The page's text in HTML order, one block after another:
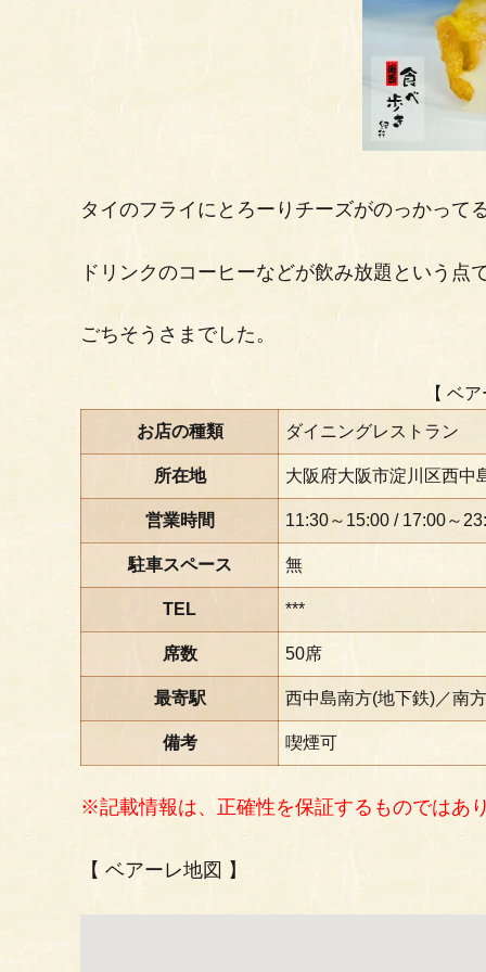
タイのフライにとろーりチーズがのっかって
ドリンクのコーヒーなどが飲み放題という点
ごちそうさまでした。
【 ベ
お店の種類 ダイニングレストラン
所在地 大阪府大阪市淀川区西中
営業時間 11:30～15:00 / 17:00～
駐車スペース 無
TEL ***
席数 50席
最寄駅 西中島南方(地下鉄)／南
備考 喫煙可
※記載情報は、正確性を保証するものではあ
【 ベアーレ地図 】